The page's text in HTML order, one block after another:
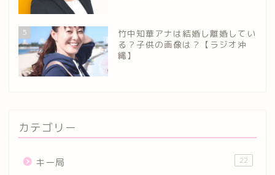
5
竹中知華アナは結婚し離婚してい
る？子供の画像は？【ラジオ沖
縄】
カテゴリー
キー局 22